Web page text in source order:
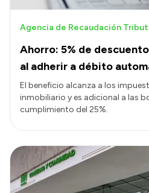
Ahorro: 5% de
al adherir a débito
Agencia de Recaudación
El beneficio alcanza a los
inmobiliario y es adicional a las
cumplimiento del 25%.